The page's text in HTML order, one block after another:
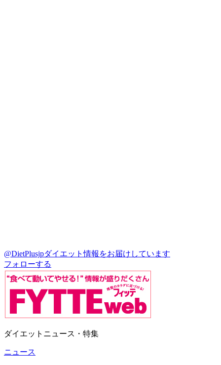
@DietPlusjpダイエット情報をお届けしています
フォローする
ダイエットニュース・特集
ニュース